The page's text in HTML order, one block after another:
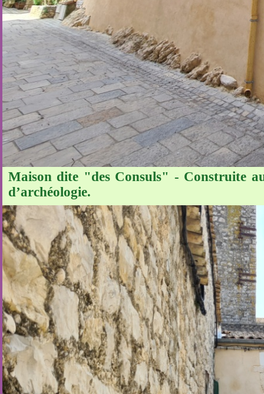
Maison dite "des Consuls" - Construite
d’archéologie.